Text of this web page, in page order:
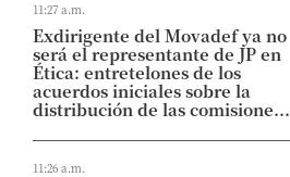
11:27 a.m.
Exdirigente del Movadef ya no
será el representante de JP en
Ética: entretelones de los
acuerdos iniciales sobre la
distribución de las comisione...
11:26 a.m.